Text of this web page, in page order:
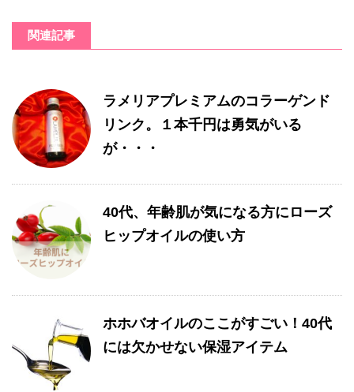
関連記事
ラメリアプレミアムのコラーゲンド
リンク。１本千円は勇気がいる
が・・・
40代、年齢肌が気になる方にローズ
ヒップオイルの使い方
ホホバオイルのここがすごい！40代
には欠かせない保湿アイテム